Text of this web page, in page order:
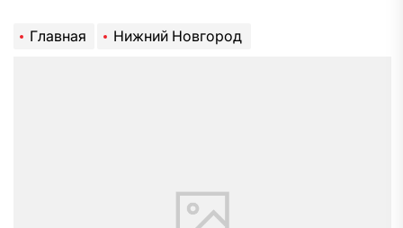
Главная Нижний Новгород